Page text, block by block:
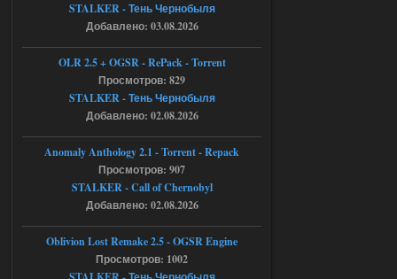
Ответить ➤
05.08.2026
Тайна Зоны - Remaster 2026
Stalker-Mods-Clan-su
Доступно только для пользователей
Ответить ➤
05.08.2026
Тайна Зоны - Remaster 2026
патч я установил после
установки мода, да, ладно,
наверное вы правы придется ожидать
STALKER - Тень Чернобыля
Добавлено: 03.08.2026
OLR 2.5 + OGSR - RePack - Torrent
Просмотров: 829
STALKER - Тень Чернобыля
Добавлено: 02.08.2026
Anomaly Anthology 2.1 - Torrent - Repack
Просмотров: 907
STALKER - Call of Chernobyl
Добавлено: 02.08.2026
Oblivion Lost Remake 2.5 - OGSR Engine
Просмотров: 1002